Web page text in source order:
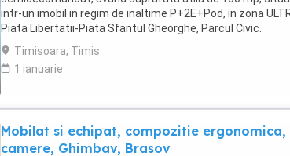
intr-un imobil in regim de inaltime P+2E+Pod, in zona
Piata Libertatii-Piata Sfantul Gheorghe, Parcul Civic.
Compartimentarea imobilului este urmatoarea: - 2
Timisoara, Timis
1 ianuarie
Mobilat si echipat, compozitie ergonomica,
camere, Ghimbav, Brasov